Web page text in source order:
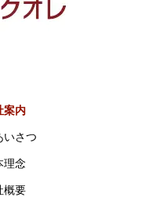
案内
いさつ
理念
概要